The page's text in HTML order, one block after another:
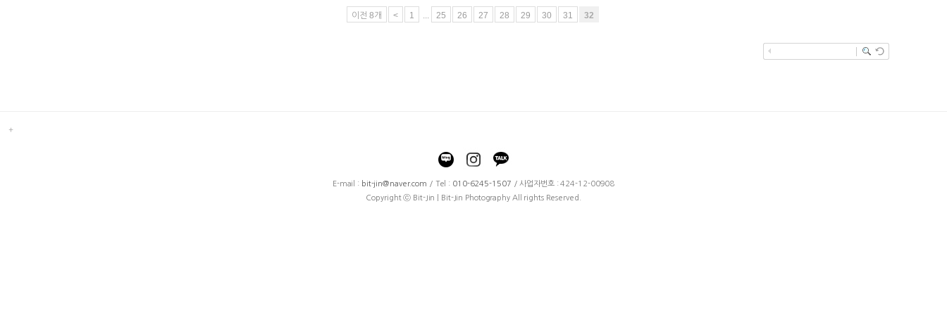
이전 8개 < 1 ... 25 26 27 28 29 30 31 32
E-mail : bit-jin@naver.com / Tel : 010-6245-1507 / 사업자번호 : 424-12-00908
Copyright ⓒ Bit-Jin | Bit-Jin Photography All rights Reserved.